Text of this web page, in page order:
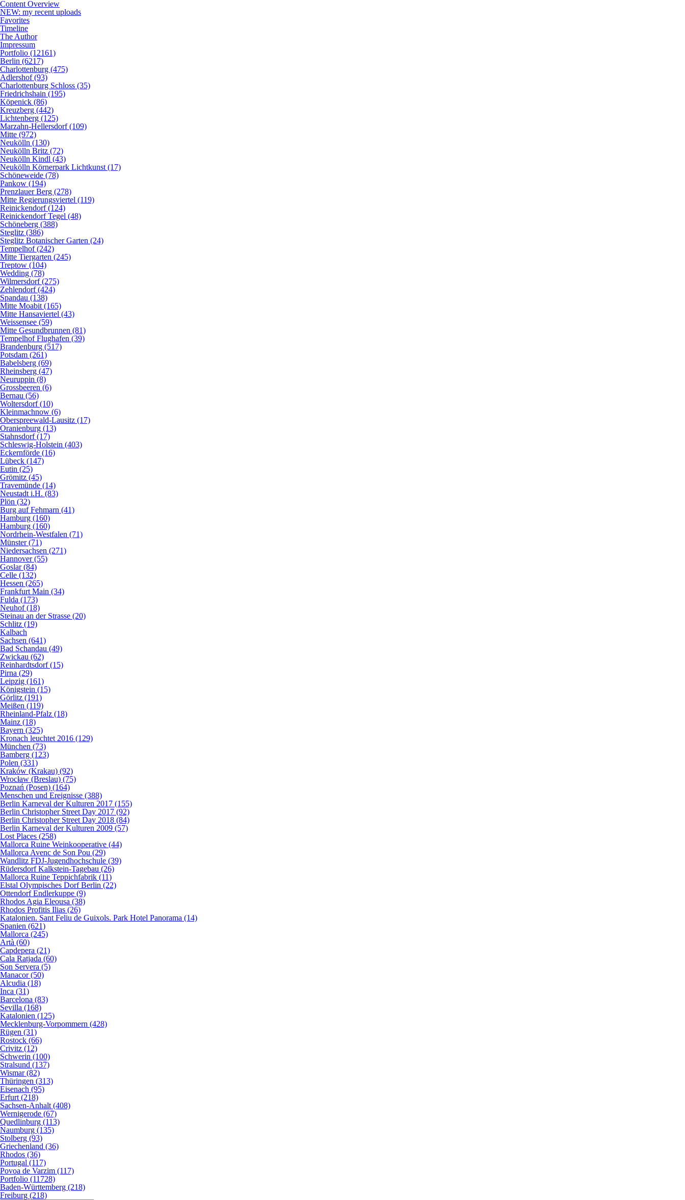
Content Overview
NEW: my recent uploads
Favorites
Timeline
The Author
Impressum
Portfolio (12161)
Berlin (6217)
Charlottenburg (475)
Adlershof (93)
Charlottenburg Schloss (35)
Friedrichshain (195)
Köpenick (86)
Kreuzberg (442)
Lichtenberg (125)
Marzahn-Hellersdorf (109)
Mitte (972)
Neukölln (130)
Neukölln Britz (72)
Neukölln Kindl (43)
Neukölln Körnerpark Lichtkunst (17)
Schöneweide (78)
Pankow (194)
Prenzlauer Berg (278)
Mitte Regierungsviertel (119)
Reinickendorf (124)
Reinickendorf Tegel (48)
Schöneberg (388)
Steglitz (386)
Steglitz Botanischer Garten (24)
Tempelhof (242)
Mitte Tiergarten (245)
Treptow (104)
Wedding (78)
Wilmersdorf (275)
Zehlendorf (424)
Spandau (138)
Mitte Moabit (165)
Mitte Hansaviertel (43)
Weissensee (59)
Mitte Gesundbrunnen (81)
Tempelhof Flughafen (39)
Brandenburg (517)
Potsdam (261)
Babelsberg (69)
Rheinsberg (47)
Neuruppin (8)
Grossbeeren (6)
Bernau (56)
Woltersdorf (10)
Kleinmachnow (6)
Oberspreewald-Lausitz (17)
Oranienburg (13)
Stahnsdorf (17)
Schleswig-Holstein (403)
Eckernförde (16)
Lübeck (147)
Eutin (25)
Grömitz (45)
Travemünde (14)
Neustadt i.H. (83)
Plön (32)
Burg auf Fehmarn (41)
Hamburg (160)
Hamburg (160)
Nordrhein-Westfalen (71)
Münster (71)
Niedersachsen (271)
Hannover (55)
Goslar (84)
Celle (132)
Hessen (265)
Frankfurt Main (34)
Fulda (173)
Neuhof (18)
Steinau an der Strasse (20)
Schlitz (19)
Kalbach
Sachsen (641)
Bad Schandau (49)
Zwickau (62)
Reinhardtsdorf (15)
Pirna (29)
Leipzig (161)
Königstein (15)
Görlitz (191)
Meißen (119)
Rheinland-Pfalz (18)
Mainz (18)
Bayern (325)
Kronach leuchtet 2016 (129)
München (73)
Bamberg (123)
Polen (331)
Kraków (Krakau) (92)
Wrocław (Breslau) (75)
Poznań (Posen) (164)
Menschen und Ereignisse (388)
Berlin Karneval der Kulturen 2017 (155)
Berlin Christopher Street Day 2017 (92)
Berlin Christopher Street Day 2018 (84)
Berlin Karneval der Kulturen 2009 (57)
Lost Places (258)
Mallorca Ruine Weinkooperative (44)
Mallorca Avenc de Son Pou (29)
Wandlitz FDJ-Jugendhochschule (39)
Rüdersdorf Kalkstein-Tagebau (26)
Mallorca Ruine Teppichfabrik (11)
Elstal Olympisches Dorf Berlin (22)
Ottendorf Endlerkuppe (9)
Rhodos Agia Eleousa (38)
Rhodos Profitis Ilias (26)
Katalonien. Sant Feliu de Guixols. Park Hotel Panorama (14)
Spanien (621)
Mallorca (245)
Artà (60)
Capdepera (21)
Cala Ratjada (60)
Son Servera (5)
Manacor (50)
Alcudia (18)
Inca (31)
Barcelona (83)
Sevilla (168)
Katalonien (125)
Mecklenburg-Vorpommern (428)
Rügen (31)
Rostock (66)
Crivitz (12)
Schwerin (100)
Stralsund (137)
Wismar (82)
Thüringen (313)
Eisenach (95)
Erfurt (218)
Sachsen-Anhalt (408)
Wernigerode (67)
Quedlinburg (113)
Naumburg (135)
Stolberg (93)
Griechenland (36)
Rhodos (36)
Portugal (117)
Povoa de Varzim (117)
Portfolio (11728)
Baden-Württemberg (218)
Freiburg (218)